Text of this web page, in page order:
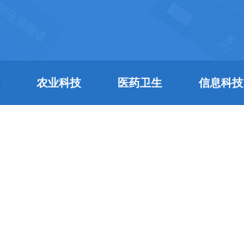
农业科技 医药卫生 信息科技